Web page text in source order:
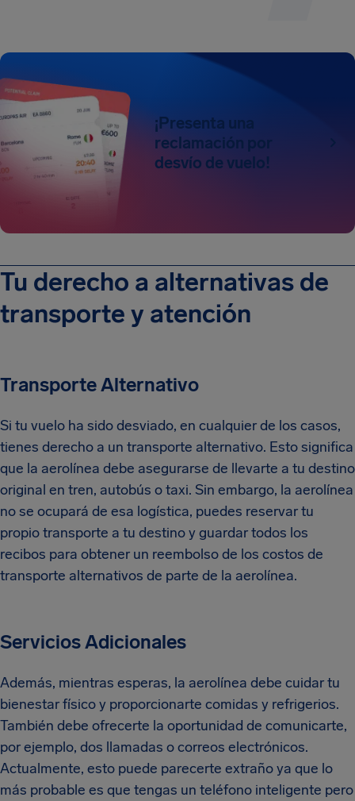
¡Presenta una
reclamación por
desvío de vuelo!
Tu derecho a alternativas de
transporte y atención
Transporte Alternativo
Si tu vuelo ha sido desviado, en cualquier de los casos,
tienes derecho a un transporte alternativo. Esto significa
que la aerolínea debe asegurarse de llevarte a tu destino
original en tren, autobús o taxi. Sin embargo, la aerolínea
no se ocupará de esa logística, puedes reservar tu
propio transporte a tu destino y guardar todos los
recibos para obtener un reembolso de los costos de
transporte alternativos de parte de la aerolínea.
Servicios Adicionales
Además, mientras esperas, la aerolínea debe cuidar tu
bienestar físico y proporcionarte comidas y refrigerios.
También debe ofrecerte la oportunidad de comunicarte,
por ejemplo, dos llamadas o correos electrónicos.
Actualmente, esto puede parecerte extraño ya que lo
más probable es que tengas un teléfono inteligente pero